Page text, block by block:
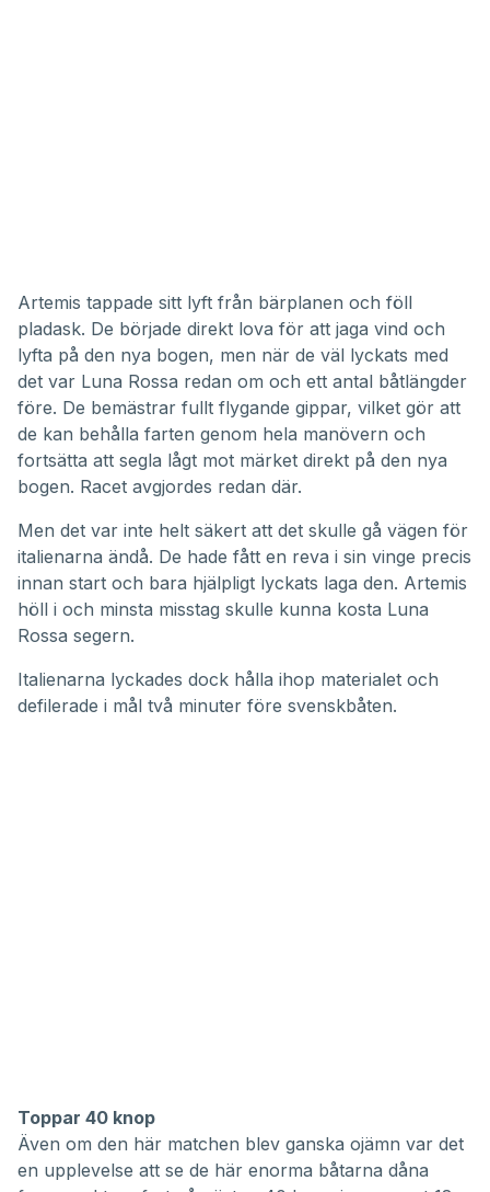
Artemis tappade sitt lyft från bärplanen och föll
pladask. De började direkt lova för att jaga vind och
lyfta på den nya bogen, men när de väl lyckats med
det var Luna Rossa redan om och ett antal båtlängder
före. De bemästrar fullt flygande gippar, vilket gör att
de kan behålla farten genom hela manövern och
fortsätta att segla lågt mot märket direkt på den nya
bogen. Racet avgjordes redan där.
Men det var inte helt säkert att det skulle gå vägen för
italienarna ändå. De hade fått en reva i sin vinge precis
innan start och bara hjälpligt lyckats laga den. Artemis
höll i och minsta misstag skulle kunna kosta Luna
Rossa segern.
Italienarna lyckades dock hålla ihop materialet och
defilerade i mål två minuter före svenskbåten.
Toppar 40 knop
Även om den här matchen blev ganska ojämn var det
en upplevelse att se de här enorma båtarna dåna